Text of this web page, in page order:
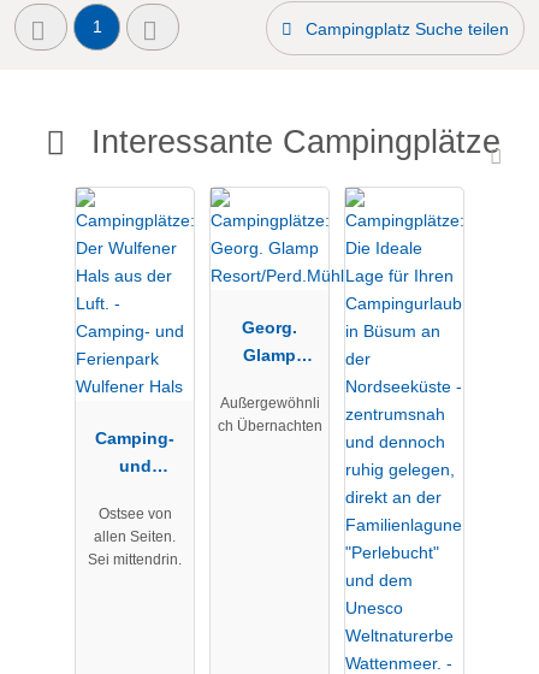
1 Campingplatz Suche teilen
Interessante Campingplätze
Camping-
und
Wulfener
Ostsee von
allen Seiten.
Sei mittendrin.
Georg.
Glamp
Mühle
Außergewöhnli
ch Übernachten